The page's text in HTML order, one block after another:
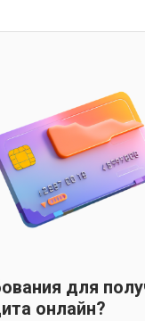
для
онлайн?